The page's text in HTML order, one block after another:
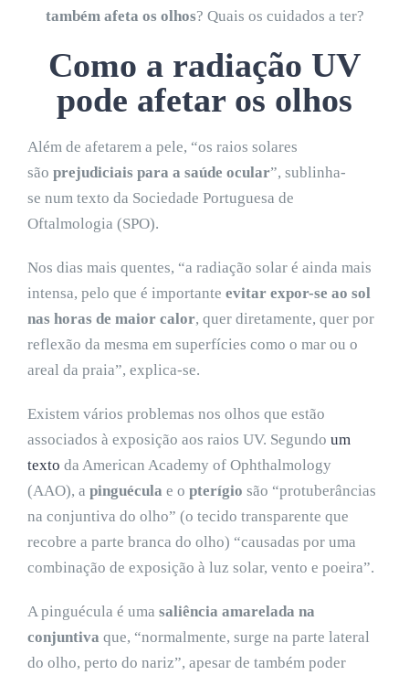
também afeta os olhos? Quais os cuidados a ter?
Como a radiação UV
pode afetar os olhos
Além de afetarem a pele, “os raios solares
são prejudiciais para a saúde ocular”, sublinha-
se num texto da Sociedade Portuguesa de
Oftalmologia (SPO).
Nos dias mais quentes, “a radiação solar é ainda mais
intensa, pelo que é importante evitar expor-se ao sol
nas horas de maior calor, quer diretamente, quer por
reflexão da mesma em superfícies como o mar ou o
areal da praia”, explica-se.
Existem vários problemas nos olhos que estão
associados à exposição aos raios UV. Segundo um
texto da American Academy of Ophthalmology
(AAO), a pinguécula e o pterígio são “protuberâncias
na conjuntiva do olho” (o tecido transparente que
recobre a parte branca do olho) “causadas por uma
combinação de exposição à luz solar, vento e poeira”.
A pinguécula é uma saliência amarelada na
conjuntiva que, “normalmente, surge na parte lateral
do olho, perto do nariz”, apesar de também poder